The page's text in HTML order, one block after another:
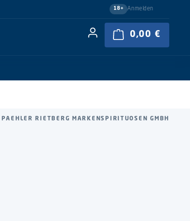
18+ Anmelden
0,00 €
PAEHLER RIETBERG MARKENSPIRITUOSEN GMBH